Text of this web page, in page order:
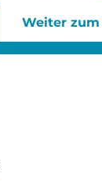
Weiter